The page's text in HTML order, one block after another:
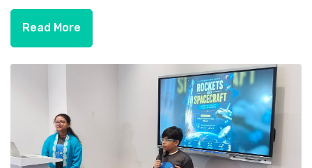
Read More